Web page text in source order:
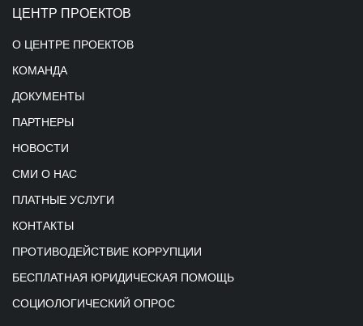
ЦЕНТР ПРОЕКТОВ
О ЦЕНТРЕ ПРОЕКТОВ
КОМАНДА
ДОКУМЕНТЫ
ПАРТНЕРЫ
НОВОСТИ
СМИ О НАС
ПЛАТНЫЕ УСЛУГИ
КОНТАКТЫ
ПРОТИВОДЕЙСТВИЕ КОРРУПЦИИ
БЕСПЛАТНАЯ ЮРИДИЧЕСКАЯ ПОМОЩЬ
СОЦИОЛОГИЧЕСКИЙ ОПРОС